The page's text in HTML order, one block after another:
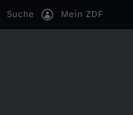
Suche Mein ZDF